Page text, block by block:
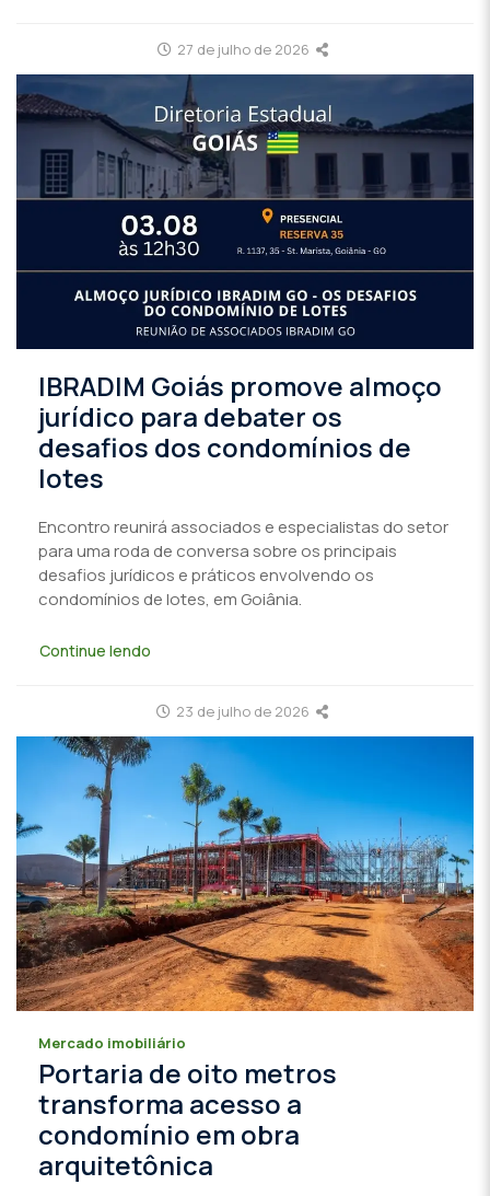
27 de julho de 2026
IBRADIM Goiás promove almoço
jurídico para debater os
desafios dos condomínios de
lotes
Encontro reunirá associados e especialistas do setor
para uma roda de conversa sobre os principais
desafios jurídicos e práticos envolvendo os
condomínios de lotes, em Goiânia.
Continue lendo
23 de julho de 2026
Mercado imobiliário
Portaria de oito metros
transforma acesso a
condomínio em obra
arquitetônica